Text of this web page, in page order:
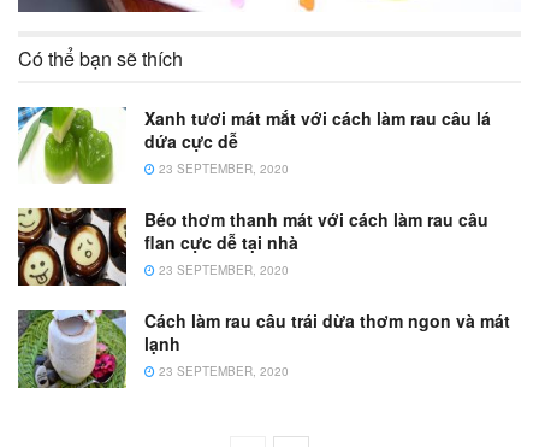
Có thể bạn sẽ thích
Xanh tươi mát mắt với cách làm rau câu lá
dứa cực dễ
23 SEPTEMBER, 2020
Béo thơm thanh mát với cách làm rau câu
flan cực dễ tại nhà
23 SEPTEMBER, 2020
Cách làm rau câu trái dừa thơm ngon và mát
lạnh
23 SEPTEMBER, 2020